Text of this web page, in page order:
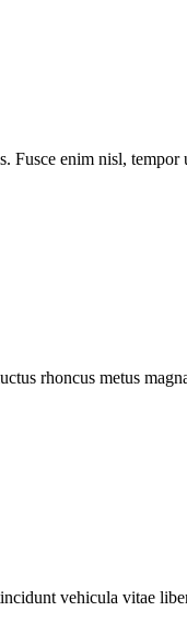
Fusce enim nisl,
rhoncus metus
vehicula vitae